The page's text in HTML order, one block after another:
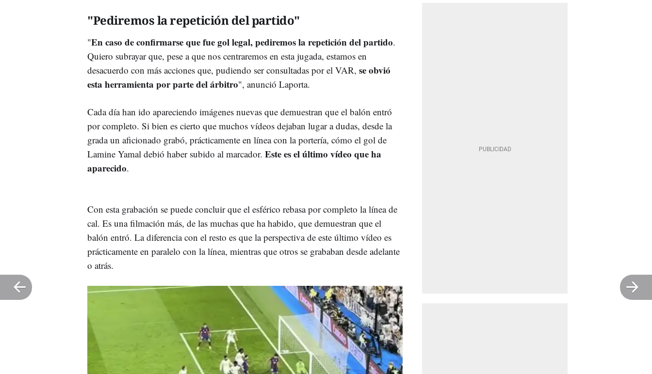
"Pediremos la repetición del partido"
"En caso de confirmarse que fue gol legal, pediremos la repetición del partido.
Quiero subrayar que, pese a que nos centraremos en esta jugada, estamos en
desacuerdo con más acciones que, pudiendo ser consultadas por el VAR, se obvió
esta herramienta por parte del árbitro", anunció Laporta.
Cada día han ido apareciendo imágenes nuevas que demuestran que el balón entró
por completo. Si bien es cierto que muchos vídeos dejaban lugar a dudas, desde la
grada un aficionado grabó, prácticamente en línea con la portería, cómo el gol de
Lamine Yamal debió haber subido al marcador. Este es el último vídeo que ha
aparecido.
Con esta grabación se puede concluir que el esférico rebasa por completo la línea de
cal. Es una filmación más, de las muchas que ha habido, que demuestran que el
balón entró. La diferencia con el resto es que la perspectiva de este último vídeo es
prácticamente en paralelo con la línea, mientras que otros se grababan desde adelante
o atrás.